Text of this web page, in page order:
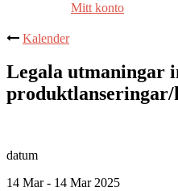
Mitt konto
Kalender
Legala utmaningar
datum
14 Mar - 14 Mar 2025